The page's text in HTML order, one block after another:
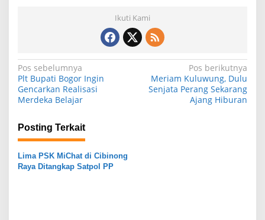
Ikuti Kami
N
a
v
i
g
a
s
Pos sebelumnya
Plt Bupati Bogor Ingin
Gencarkan Realisasi
Merdeka Belajar
Pos berikutnya
Meriam Kuluwung, Dulu
Senjata Perang Sekarang
Ajang Hiburan
Posting Terkait
Lima PSK MiChat di Cibinong
Raya Ditangkap Satpol PP